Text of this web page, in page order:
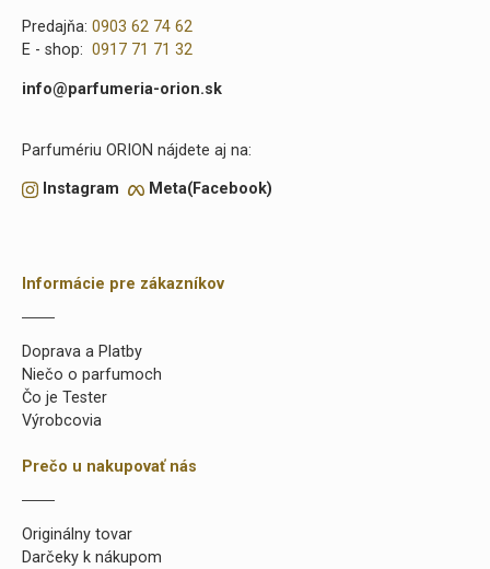
Predajňa: 0903 62 74 62
E - shop: 0917 71 71 32
info@parfumeria-orion.sk
Parfumériu ORION nájdete aj na:
Instagram Meta(Facebook)
Informácie pre zákazníkov
Doprava a Platby
Niečo o parfumoch
Čo je Tester
Výrobcovia
Prečo u nakupovať nás
Originálny tovar
Darčeky k nákupom